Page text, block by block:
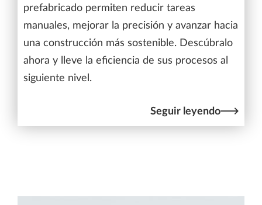
prefabricado permiten reducir tareas
manuales, mejorar la precisión y avanzar hacia
una construcción más sostenible. Descúbralo
ahora y lleve la eficiencia de sus procesos al
siguiente nivel.
Seguir leyendo